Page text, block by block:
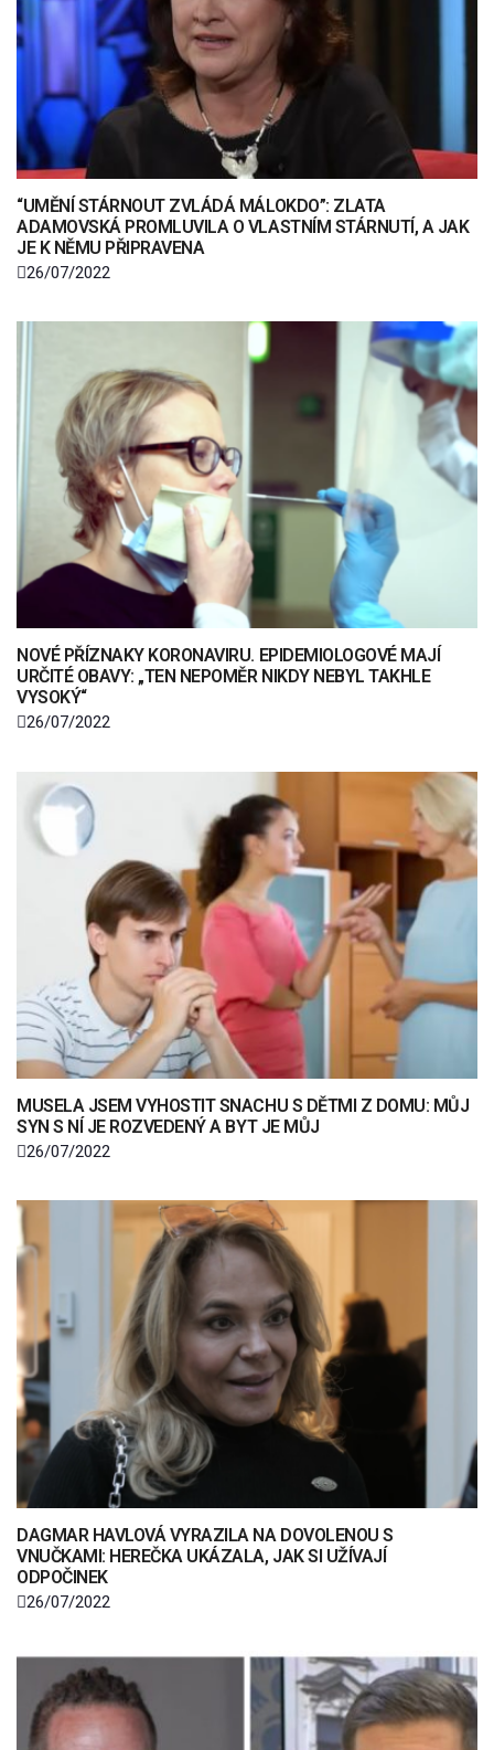
“UMĚNÍ STÁRNOUT ZVLÁDÁ MÁLOKDO”: ZLATA
ADAMOVSKÁ PROMLUVILA O VLASTNÍM STÁRNUTÍ, A JAK
JE K NĚMU PŘIPRAVENA
26/07/2022
NOVÉ PŘÍZNAKY KORONAVIRU. EPIDEMIOLOGOVÉ MAJÍ
URČITÉ OBAVY: „TEN NEPOMĚR NIKDY NEBYL TAKHLE
VYSOKÝ“
26/07/2022
MUSELA JSEM VYHOSTIT SNACHU S DĚTMI Z DOMU: MŮJ
SYN S NÍ JE ROZVEDENÝ A BYT JE MŮJ
26/07/2022
DAGMAR HAVLOVÁ VYRAZILA NA DOVOLENOU S
VNUČKAMI: HEREČKA UKÁZALA, JAK SI UŽÍVAJÍ
ODPOČINEK
26/07/2022